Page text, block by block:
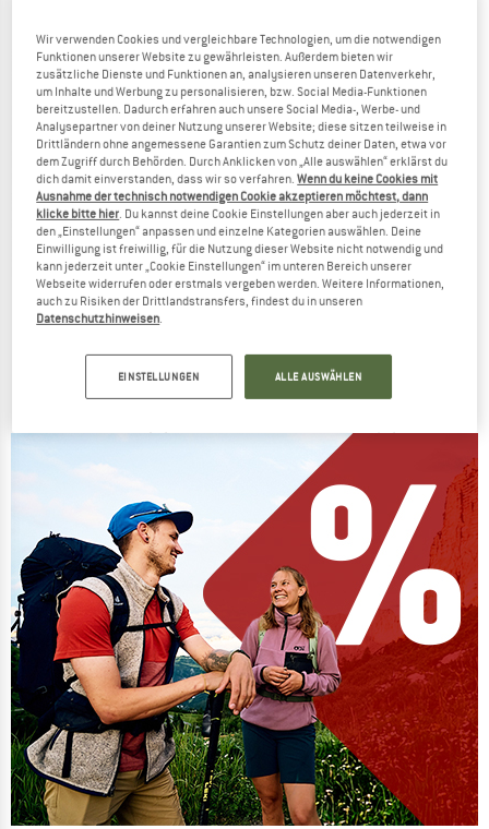
Rambler Tanwall 650x47B (47-584) Dual EXO TR
Fahrradreifen
59,95 €
25%
Flintridge Pro 28'' (40-622) TLR
Fahrradreifen
67,95 €50,96 €
Wir verwenden Cookies und vergleichbare Technologien, um die notwendigen
Funktionen unserer Website zu gewährleisten. Außerdem bieten wir
zusätzliche Dienste und Funktionen an, analysieren unseren Datenverkehr,
um Inhalte und Werbung zu personalisieren, bzw. Social Media-Funktionen
bereitzustellen. Dadurch erfahren auch unsere Social Media-, Werbe- und
Analysepartner von deiner Nutzung unserer Website; diese sitzen teilweise in
Drittländern ohne angemessene Garantien zum Schutz deiner Daten, etwa vor
dem Zugriff durch Behörden. Durch Anklicken von „Alle auswählen“ erklärst du
dich damit einverstanden, dass wir so verfahren.Wenn du keine Cookies mit
Ausnahme der technisch notwendigen Cookie akzeptieren möchtest, dann
klicke bitte hier. Du kannst deine Cookie Einstellungen aber auch jederzeit in
den „Einstellungen“ anpassen und einzelne Kategorien auswählen. Deine
Einwilligung ist freiwillig, für die Nutzung dieser Website nicht notwendig und
kann jederzeit unter „Cookie Einstellungen“ im unteren Bereich unserer
Webseite widerrufen oder erstmals vergeben werden. Weitere Informationen,
auch zu Risiken der Drittlandstransfers, findest du in unseren
Datenschutzhinweisen.
EINSTELLUNGEN ALLE AUSWÄHLEN